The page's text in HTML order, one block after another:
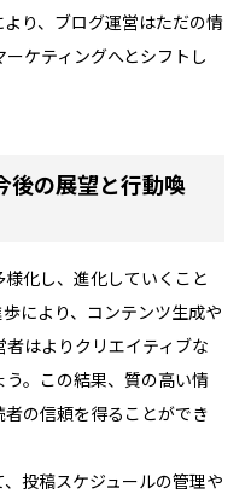
り、ブログ運営はただの情
ケティングへとシフトし
後の展望と行動喚
化し、進化していくこと
により、コンテンツ生成や
はよりクリエイティブな
。この結果、質の高い情
の信頼を得ることができ
投稿スケジュールの管理や